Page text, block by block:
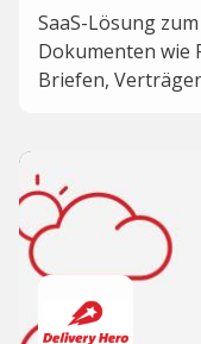
SaaS-Lösung
Dokumenten wie
Briefen,